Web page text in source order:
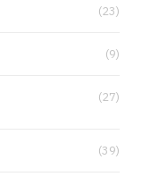
(23)
(9)
(27)
(39)